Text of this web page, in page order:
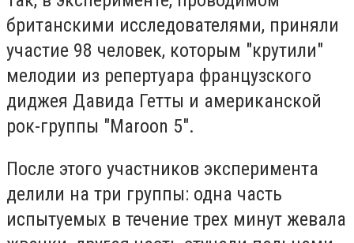
британскими исследователями, приняли
участие 98 человек, которым "крутили"
мелодии из репертуара французского
диджея Давида Гетты и американской
рок-группы "Maroon 5".
После этого участников эксперимента
делили на три группы: одна часть
испытуемых в течение трех минут жевала